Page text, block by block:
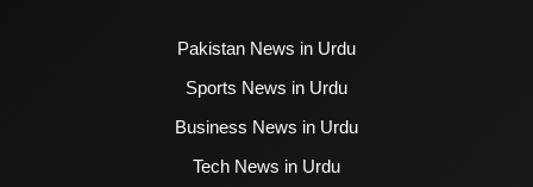
Pakistan News in Urdu
Sports News in Urdu
Business News in Urdu
Tech News in Urdu